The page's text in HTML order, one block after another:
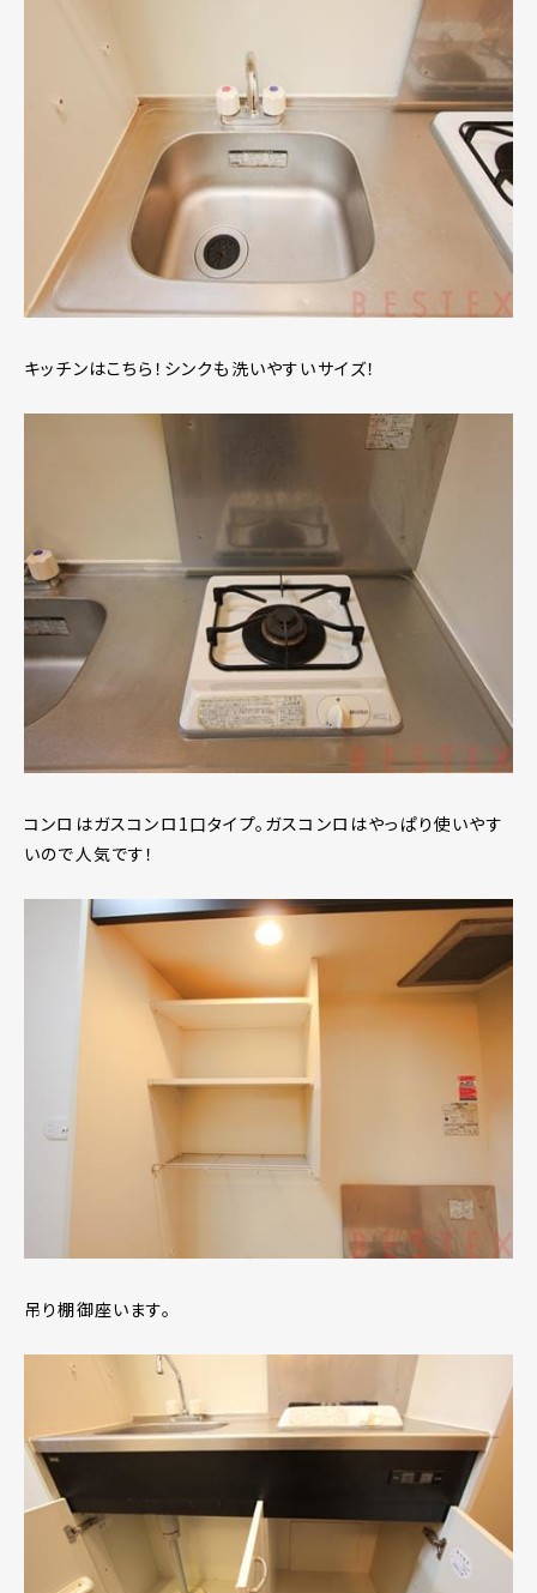
キッチンはこちら！シンクも洗いやすいサイズ！
コンロはガスコンロ1口タイプ。ガスコンロはやっぱり使いやす
いので人気です！
吊り棚御座います。